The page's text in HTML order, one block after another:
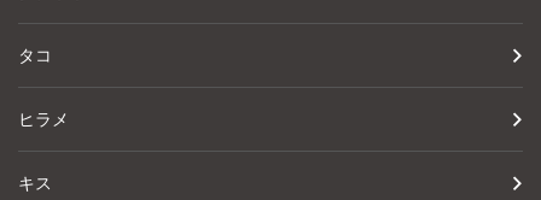
タコ
ヒラメ
キス